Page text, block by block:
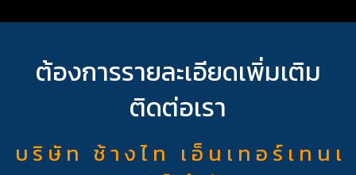
ต้องการรายละเอียดเพิ่มเติม
ติดต่อเรา
บ ริ ษั ท ช้ า ง ไ ท เ อ็ น เ ท อ ร์ เ ท น เ